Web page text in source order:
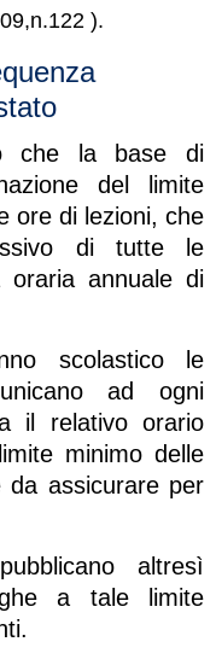
).
che la base di
del limite
ore di lezioni, che
di tutte le
oraria annuale di
scolastico le
ad ogni
il relativo orario
minimo delle
da assicurare per
altresì
a tale limite